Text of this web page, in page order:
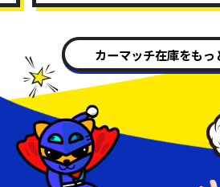
カーマッチ在庫をもっ